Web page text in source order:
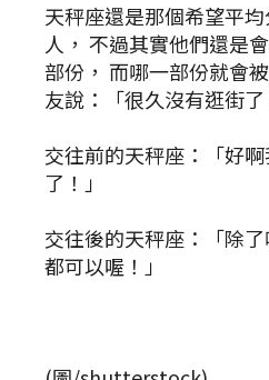
天秤座還是那個希望平
人， 不過其實他們還是
部份， 而哪一部份就會
友說：「很久沒有逛街了
交往前的天秤座：「好
了！」
交往後的天秤座：「除
都可以喔！」